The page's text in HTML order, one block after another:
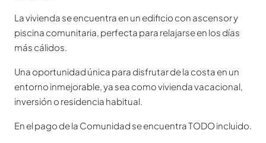
La vivienda se encuentra en un edificio con ascensor y
piscina comunitaria, perfecta para relajarse en los días
más cálidos.
Una oportunidad única para disfrutar de la costa en un
entorno inmejorable, ya sea como vivienda vacacional,
inversión o residencia habitual.
En el pago de la Comunidad se encuentra TODO incluido.